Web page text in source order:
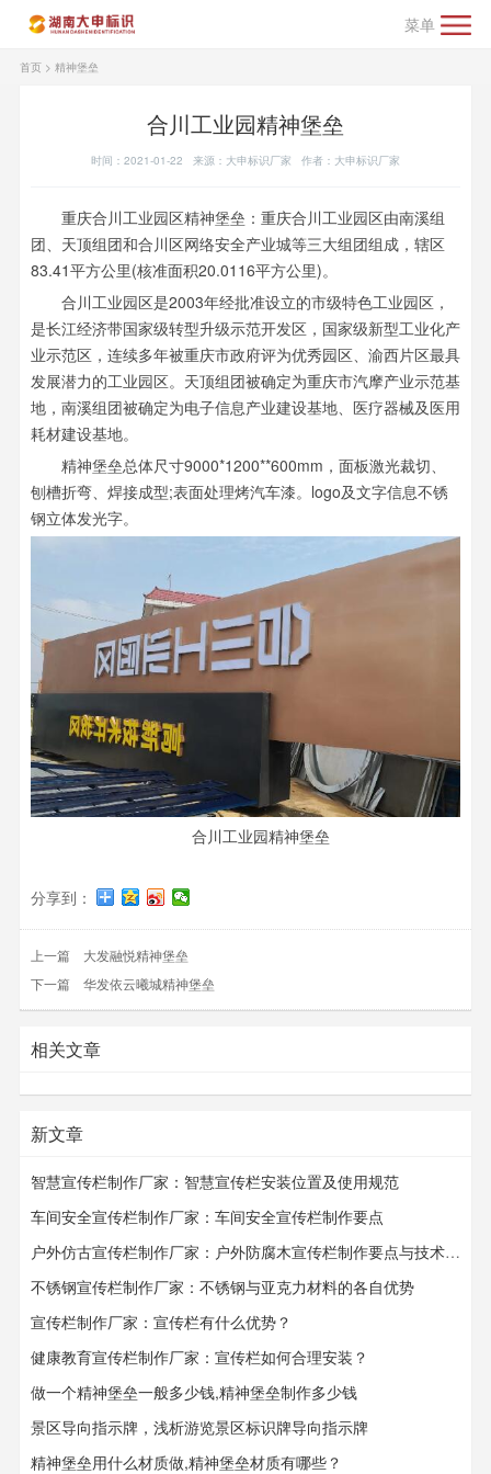
菜单
首页> 精神堡垒
合川工业园精神堡垒
时间：2021-01-22 来源：大申标识厂家 作者：大申标识厂家
重庆合川工业园区精神堡垒：重庆合川工业园区由南溪组
团、天顶组团和合川区网络安全产业城等三大组团组成，辖区
83.41平方公里(核准面积20.0116平方公里)。
合川工业园区是2003年经批准设立的市级特色工业园区，
是长江经济带国家级转型升级示范开发区，国家级新型工业化产
业示范区，连续多年被重庆市政府评为优秀园区、渝西片区最具
发展潜力的工业园区。天顶组团被确定为重庆市汽摩产业示范基
地，南溪组团被确定为电子信息产业建设基地、医疗器械及医用
耗材建设基地。
精神堡垒总体尺寸9000*1200**600mm，面板激光裁切、
刨槽折弯、焊接成型;表面处理烤汽车漆。logo及文字信息不锈
钢立体发光字。
合川工业园精神堡垒
分享到：
上一篇 大发融悦精神堡垒
下一篇 华发依云曦城精神堡垒
相关文章
新文章
智慧宣传栏制作厂家：智慧宣传栏安装位置及使用规范
车间安全宣传栏制作厂家：车间安全宣传栏​​​​​​​制作要点
户外仿古宣传栏制作厂家：户外防腐木宣传栏制作要点与技术要求
不锈钢宣传栏制作厂家：不锈钢与亚克力材料的各自优势
宣传栏制作厂家：宣传栏有什么优势？
健康教育宣传栏制作厂家：宣传栏如何合理安装？
做一个精神堡垒一般多少钱,精神堡垒制作多少钱
景区导向指示牌，浅析游览景区标识牌导向指示牌
精神堡垒用什么材质做,精神堡垒材质有哪些？